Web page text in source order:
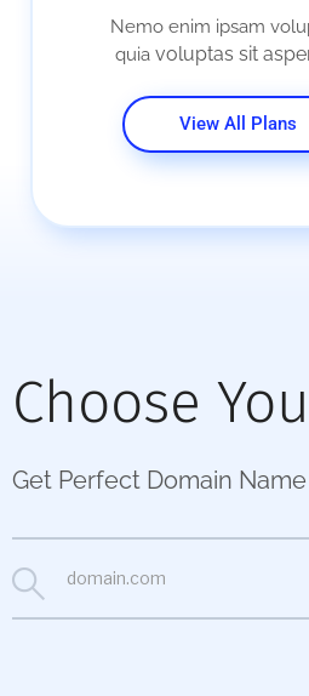
Nemo enim ipsam
quia voluptas sit
View All Plans
Choose
Get Perfect Domain